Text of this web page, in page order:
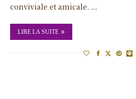
conviviale et amicale. …
LIRE LA SUITE